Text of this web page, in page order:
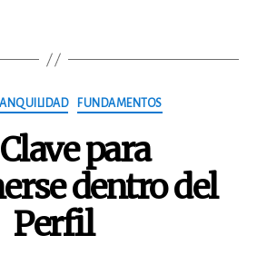
Categories
FUNDAMENTOS
para
dentro del
Perfil